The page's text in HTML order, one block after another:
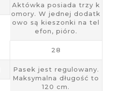
Aktówka posiada trzy k
omory. W jednej dodatk
owo są kieszonki na tel
efon, pióro.
28
Pasek jest regulowany.
Maksymalna długość to
120 cm.